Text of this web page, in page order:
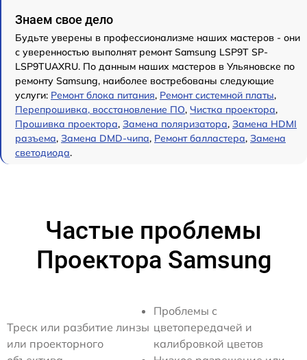
Знаем свое дело
Будьте уверены в профессионализме наших мастеров - они
с уверенностью выполнят ремонт Samsung LSP9T SP-
LSP9TUAXRU. По данным наших мастеров в Ульяновске по
ремонту Samsung, наиболее востребованы следующие
услуги: Ремонт блока питания, Ремонт системной платы,
Перепрошивка, восстановление ПО, Чистка проектора,
Прошивка проектора, Замена поляризатора, Замена HDMI
разъема, Замена DMD-чипа, Ремонт балластера, Замена
светодиода.
Частые проблемы
Проектора Samsung
Треск или разбитие линзы
или проекторного
Проблемы с
цветопередачей и
калибровкой цветов